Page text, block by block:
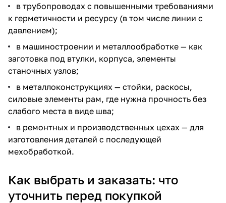
в трубопроводах с повышенными требованиями
к герметичности и ресурсу (в том числе линии с
давлением);
в машиностроении и металлообработке — как
заготовка под втулки, корпуса, элементы
станочных узлов;
в металлоконструкциях — стойки, раскосы,
силовые элементы рам, где нужна прочность без
слабого места в виде шва;
в ремонтных и производственных цехах — для
изготовления деталей с последующей
мехобработкой.
Как выбрать и заказать: что
уточнить перед покупкой